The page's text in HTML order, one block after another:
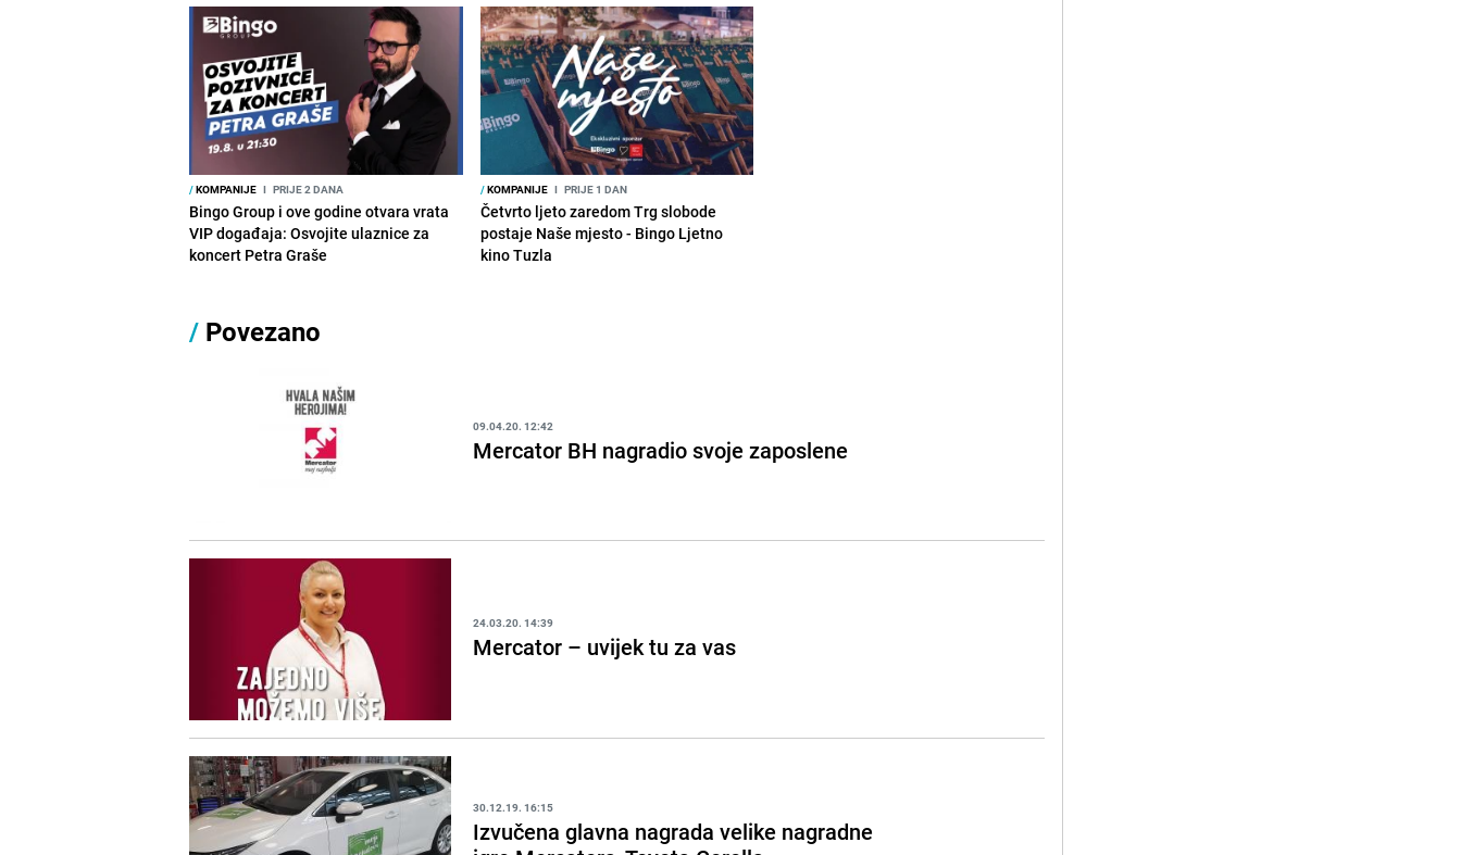
/KOMPANIJE I PRIJE 2 DANA
Bingo Group i ove godine otvara vrata
VIP događaja: Osvojite ulaznice za
koncert Petra Graše
/KOMPANIJE I PRIJE 1 DAN
Četvrto ljeto zaredom Trg slobode
postaje Naše mjesto - Bingo Ljetno
kino Tuzla
/ Povezano
09.04.20. 12:42
Mercator BH nagradio svoje zaposlene
24.03.20. 14:39
Mercator – uvijek tu za vas
30.12.19. 16:15
Izvučena glavna nagrada velike nagradne